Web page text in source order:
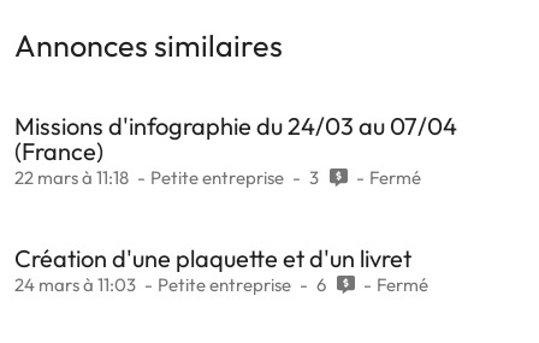
Annonces similaires
Missions d'infographie du 24/03 au 07/04
(France)
22 mars à 11:18 Petite entreprise 3 Fermé
Création d'une plaquette et d'un livret
24 mars à 11:03 Petite entreprise 6 Fermé